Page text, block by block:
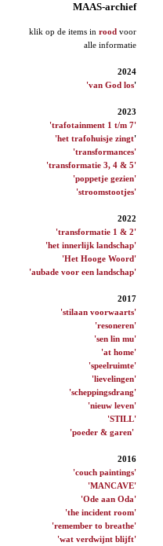
MAAS-archief
klik op de items in rood voor
alle informatie
2024
'van God los'
2023
'trafotainment 1 t/m 7'
'het trafohuisje zingt'
'transformances'
'transformatie 3, 4 & 5'
'poppetje gezien'
'stroomstootjes'
2022
'transformatie 1 & 2'
'het innerlijk landschap'
'Het Hooge Woord'
'aubade voor een landschap'
2017
'stilaan voorwaarts'
'resoneren'
'sen lin mu'
'at home'
'speelruimte'
'lievelingen'
'scheppingsdrang'
'nieuw leven'
'STILL'
'poeder & garen'
2016
'couch paintings'
'MANCAVE'
'Ode aan Oda'
'the incident room'
'remember to breathe'
'wat verdwijnt blijft'